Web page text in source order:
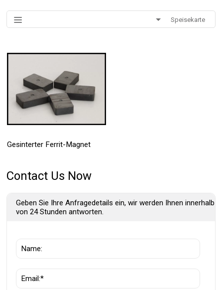
Speisekarte
Gesinterter Ferrit-Magnet
Contact Us Now
Geben Sie Ihre Anfragedetails ein, wir werden Ihnen innerhalb
von 24 Stunden antworten.